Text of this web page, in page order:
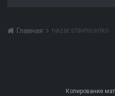
Главная nazar.stavnicenko
Копирование